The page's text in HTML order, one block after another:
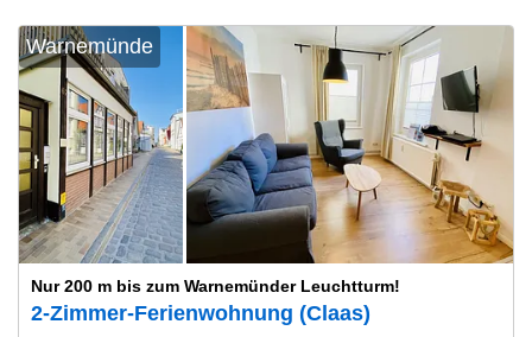
Warnemünde
Nur 200 m bis zum Warnemünder Leuchtturm!
2-Zimmer-Ferienwohnung (Claas)